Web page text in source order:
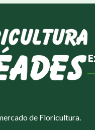
de Floricultura.